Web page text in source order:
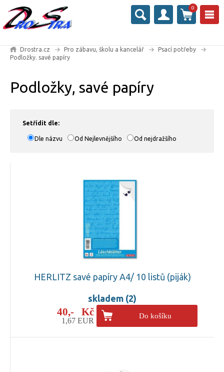
0
Drostra.cz Pro zábavu, školu a kancelář
Psací potřeby
Podložky. savé papíry
Podložky, savé papíry
Setřídit dle:
Dle názvu Od Nejlevnějšího Od nejdražšího
HERLITZ savé papíry A4/ 10 listů (piják)
skladem (2)
40,- Kč
1,67 EUR
Do košíku